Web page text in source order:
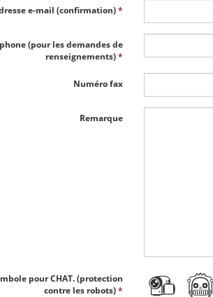
e-mail (confirmation)*
(pour les demandes de
renseignements)*
Numéro fax
Remarque
pour CHAT. (protection
contre les robots)*